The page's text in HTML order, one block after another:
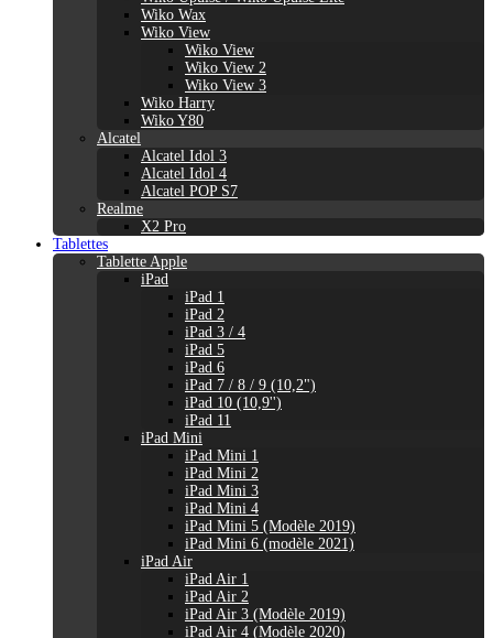
Wiko Wax
Wiko View
Wiko View
Wiko View 2
Wiko View 3
Wiko Harry
Wiko Y80
Alcatel
Alcatel Idol 3
Alcatel Idol 4
Alcatel POP S7
Realme
X2 Pro
Tablettes
Tablette Apple
iPad
iPad 1
iPad 2
iPad 3 / 4
iPad 5
iPad 6
iPad 7 / 8 / 9 (10,2")
iPad 10 (10,9'')
iPad 11
iPad Mini
iPad Mini 1
iPad Mini 2
iPad Mini 3
iPad Mini 4
iPad Mini 5 (Modèle 2019)
iPad Mini 6 (modèle 2021)
iPad Air
iPad Air 1
iPad Air 2
iPad Air 3 (Modèle 2019)
iPad Air 4 (Modèle 2020)